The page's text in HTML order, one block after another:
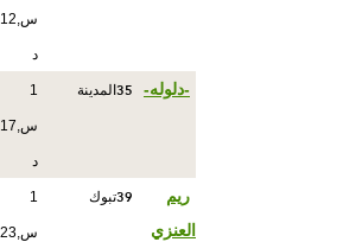
س,12
د
-دلوله- 35 المدينة 1
س,17
د
ريم
العنزي
39تبوك 1
س,23